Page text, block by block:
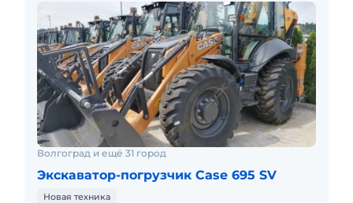
Волгоград и ещё 31 город
Экскаватор-погрузчик Case 695 SV
Новая техника